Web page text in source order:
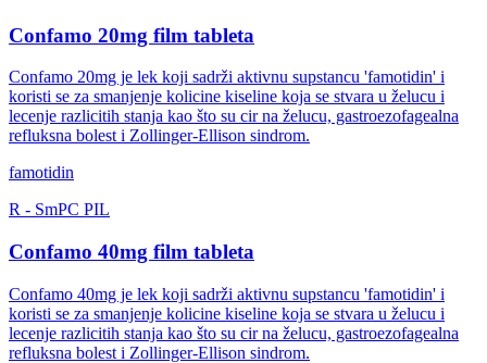
Confamo 20mg film tableta
Confamo 20mg je lek koji sadrži aktivnu supstancu 'famotidin' i
koristi se za smanjenje kolicine kiseline koja se stvara u želucu i
lecenje razlicitih stanja kao što su cir na želucu, gastroezofagealna
refluksna bolest i Zollinger-Ellison sindrom.
famotidin
R - SmPC PIL
Confamo 40mg film tableta
Confamo 40mg je lek koji sadrži aktivnu supstancu 'famotidin' i
koristi se za smanjenje kolicine kiseline koja se stvara u želucu i
lecenje razlicitih stanja kao što su cir na želucu, gastroezofagealna
refluksna bolest i Zollinger-Ellison sindrom.